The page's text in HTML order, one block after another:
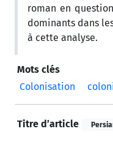
roman en
dominants dans
à cette analyse.
Mots clés
Colonisation
Titre d’article